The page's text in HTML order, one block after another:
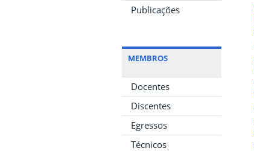
Publicações
MEMBROS
Docentes
Discentes
Egressos
Técnicos